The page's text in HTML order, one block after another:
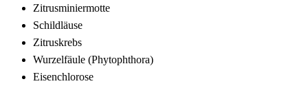
Zitrusminiermotte
Schildläuse
Zitruskrebs
Wurzelfäule (Phytophthora)
Eisenchlorose